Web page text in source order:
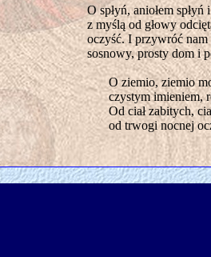
O spłyń, aniołem spłyń
z myślą od głowy
oczyść. I przywróć nam
sosnowy, prosty dom i
O ziemio, ziemio
czystym imieniem,
Od ciał zabitych,
od trwogi nocnej